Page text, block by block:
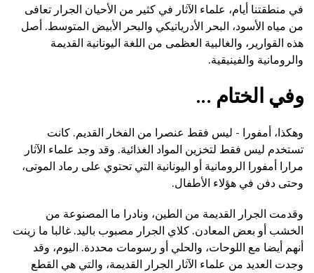
في منطقتنا أيام، علماء الآثار في كثير من الأحيان الجرار تعافى
من مياه الأسود، البحر الأدرياتيكي والبحر الأبيض المتوسط. أصل
هذه القوارير، والغالبية العظمى من اللغة اليونانية القديمة
والرومانية والفينيقية.
وفي الختام ...
وهكذا، أمفورا - ليس فقط عنصرا من الفخار القديم. كانت
تستخدم ليس فقط لتخزين المواد الغذائية. وقد وجد علماء الآثار
مرارا أمفورا الرومانية أو اليونانية التي تحتوي على رماد الموتى،
وحتى دفن في هؤلاء الأطفال.
وقدمت الجرار القديمة من الطين، ونادرا ما المصنوعة من
الخشب أو بعض المعادن. كلاي الجرار مصبوب باليد. غالبا ما زينت
أنهم أيضا مع اللوحات، والحلي أو رسومات محددة. اليوم، وقد
وجدت العديد من علماء الآثار الجرار القديمة، والتي هي القطع